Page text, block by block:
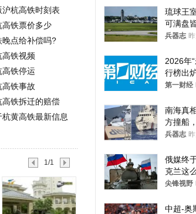
沪杭高铁时刻表
高铁票价多少
晚点给补偿吗?
高铁视频
高铁停运
高铁事故
高铁拆迁的赔偿
杭黄高铁最新信息
1/1
琉球王
可满盘
逞，中
兵器志
2026年
行榜出
第一财经
南海真
方撞船
武警最
兵器志
俄媒终
克兰这
答案令
尖锋视野
中超-奥